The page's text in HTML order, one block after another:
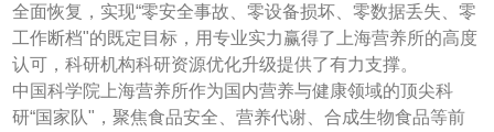
全面恢复，实现“零安全事故、零设备损坏、零数据丢失、零
工作断档"的既定目标，用专业实力赢得了上海营养所的高度
认可，科研机构科研资源优化升级提供了有力支撑。
中国科学院上海营养所作为国内营养与健康领域的顶尖科
研“国家队"，聚焦食品安全、营养代谢、合成生物食品等前